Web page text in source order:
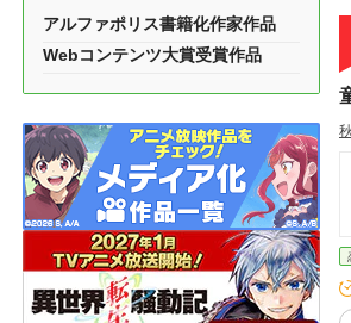
アルファポリス書籍化作家作品
Webコンテンツ大賞受賞作品